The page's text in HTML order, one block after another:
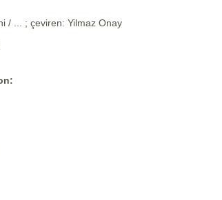
/ ... ; çeviren: Yilmaz Onay